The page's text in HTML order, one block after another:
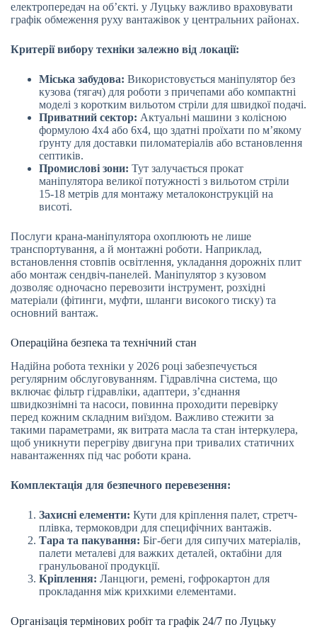
електропередач на об’єкті. у Луцьку важливо враховувати
графік обмеження руху вантажівок у центральних районах.
Критерії вибору техніки залежно від локації:
Міська забудова: Використовується маніпулятор без
кузова (тягач) для роботи з причепами або компактні
моделі з коротким вильотом стріли для швидкої подачі.
Приватний сектор: Актуальні машини з колісною
формулою 4х4 або 6х4, що здатні проїхати по м’якому
ґрунту для доставки пиломатеріалів або встановлення
септиків.
Промислові зони: Тут залучається прокат
маніпулятора великої потужності з вильотом стріли
15-18 метрів для монтажу металоконструкцій на
висоті.
Послуги крана-маніпулятора охоплюють не лише
транспортування, а й монтажні роботи. Наприклад,
встановлення стовпів освітлення, укладання дорожніх плит
або монтаж сендвіч-панелей. Маніпулятор з кузовом
дозволяє одночасно перевозити інструмент, розхідні
матеріали (фітинги, муфти, шланги високого тиску) та
основний вантаж.
Операційна безпека та технічний стан
Надійна робота техніки у 2026 році забезпечується
регулярним обслуговуванням. Гідравлічна система, що
включає фільтр гідравліки, адаптери, з’єднання
швидкознімні та насоси, повинна проходити перевірку
перед кожним складним виїздом. Важливо стежити за
такими параметрами, як витрата масла та стан інтеркулера,
щоб уникнути перегріву двигуна при тривалих статичних
навантаженнях під час роботи крана.
Комплектація для безпечного перевезення:
Захисні елементи: Кути для кріплення палет, стретч-
плівка, термоковдри для специфічних вантажів.
Тара та пакування: Біг-беги для сипучих матеріалів,
палети металеві для важких деталей, октабіни для
гранульованої продукції.
Кріплення: Ланцюги, ремені, гофрокартон для
прокладання між крихкими елементами.
Організація термінових робіт та графік 24/7 по Луцьку